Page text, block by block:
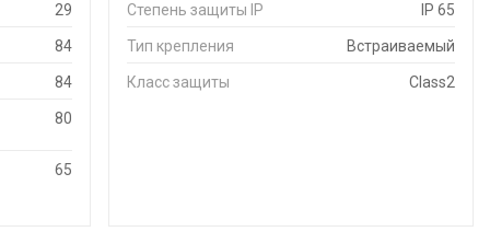
29
84
84
80
65
Степень защиты IP IP 65
Тип крепления Встраиваемый
Класс защиты Class2